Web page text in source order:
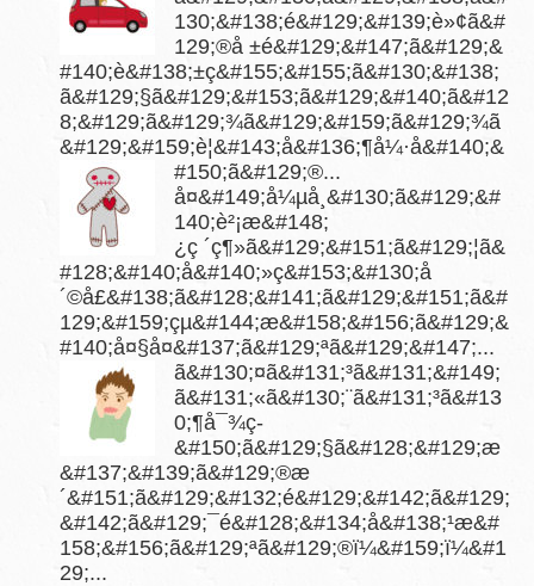
130;&#138;é&#129;&#139;è»¢ã&#
129;®å ±é&#129;&#147;ã&#129;&
#140;è&#138;±ç&#155;&#155;ã&#130;&#138;
ã&#129;§ã&#129;&#153;ã&#129;&#140;ã&#12
8;&#129;ã&#129;¾ã&#129;&#159;ã&#129;¾ã
&#129;&#159;è¦&#143;å&#136;¶å¼·å&#140;&
#150;ã&#129;®...
å¤&#149;å¼µå¸&#130;ã&#129;&#
140;è²¡æ&#148;
¿ç ´ç¶»ã&#129;&#151;ã&#129;¦ã&
#128;&#140;å&#140;»ç&#153;&#130;å
´©å£&#138;ã&#128;&#141;ã&#129;&#151;ã&#
129;&#159;çµ&#144;æ&#158;&#156;ã&#129;&
#140;å¤§å¤&#137;ã&#129;ªã&#129;&#147;...
ã&#130;¤ã&#131;³ã&#131;&#149;
ã&#131;«ã&#130;¨ã&#131;³ã&#13
0;¶å¯¾ç­
&#150;ã&#129;§ã&#128;&#129;æ
&#137;&#139;ã&#129;®æ
´&#151;ã&#129;&#132;é&#129;&#142;ã&#129;
&#142;ã&#129;¯é&#128;&#134;å&#138;¹æ&#
158;&#156;ã&#129;ªã&#129;®ï¼&#159;ï¼&#1
29;...